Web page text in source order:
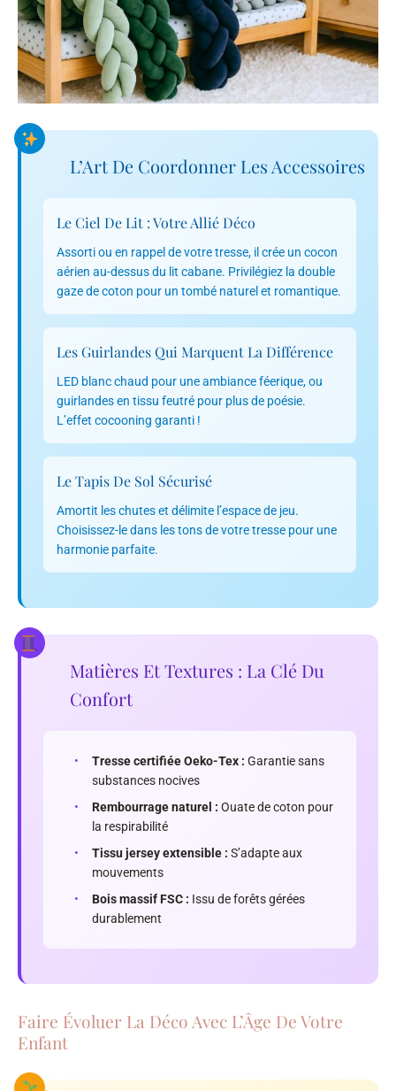
L’Art De Coordonner Les Accessoires
Le Ciel De Lit : Votre Allié Déco
Assorti ou en rappel de votre tresse, il crée un cocon
aérien au-dessus du lit cabane. Privilégiez la double
gaze de coton pour un tombé naturel et romantique.
Les Guirlandes Qui Marquent La Différence
LED blanc chaud pour une ambiance féerique, ou
guirlandes en tissu feutré pour plus de poésie.
L’effet cocooning garanti !
Le Tapis De Sol Sécurisé
Amortit les chutes et délimite l’espace de jeu.
Choisissez-le dans les tons de votre tresse pour une
harmonie parfaite.
Matières Et Textures : La Clé Du
Confort
• Tresse certifiée Oeko-Tex : Garantie sans
substances nocives
•
Rembourrage naturel : Ouate de coton pour
la respirabilité
•
Tissu jersey extensible : S’adapte aux
mouvements
•
Bois massif FSC : Issu de forêts gérées
durablement
Faire Évoluer La Déco Avec L’Âge De Votre
Enfant